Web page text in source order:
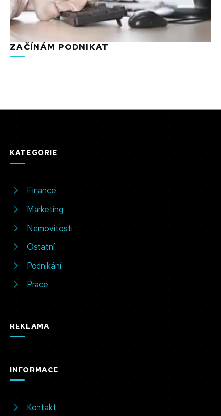
ZAČÍNÁM PODNIKAT
KATEGORIE
Finance
Marketing
Nemovitosti
Ostatní
Podnikání
Práce
REKLAMA
INFORMACE
Kontakt